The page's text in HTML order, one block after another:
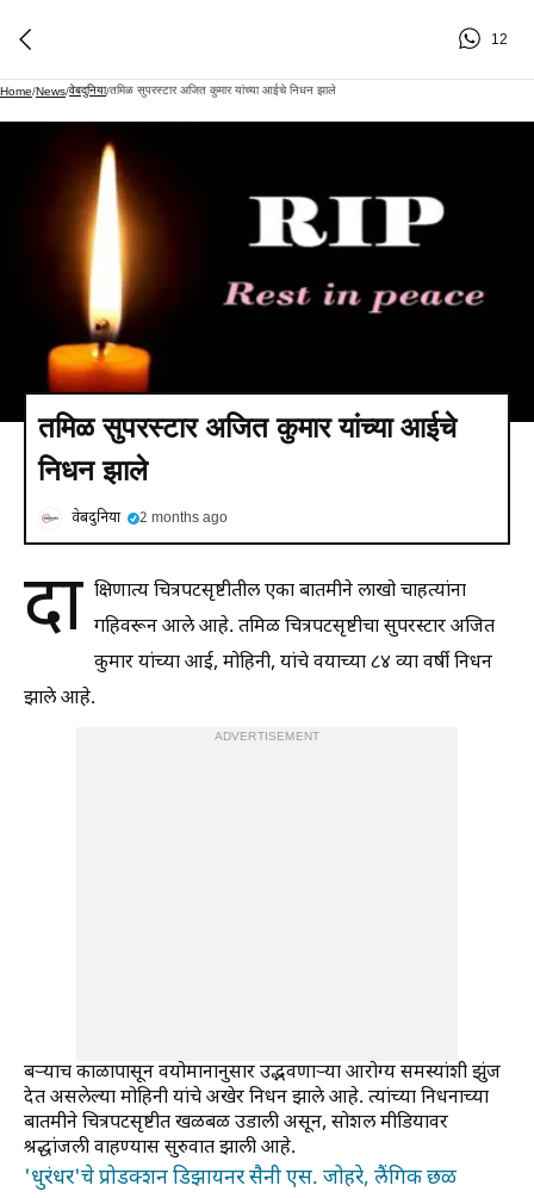
12
Home/News/वेबदुनिया/तमिळ सुपरस्टार अजित कुमार यांच्या आईचे निधन झाले
तमिळ सुपरस्टार अजित कुमार यांच्या आईचे
निधन झाले
वेबदुनिया 2 months ago
दा क्षिणात्य चित्रपटसृष्टीतील एका बातमीने लाखो चाहत्यांना
गहिवरून आले आहे. तमिळ चित्रपटसृष्टीचा सुपरस्टार अजित
कुमार यांच्या आई, मोहिनी, यांचे वयाच्या ८४ व्या वर्षी निधन
झाले आहे.
ADVERTISEMENT
बऱ्याच काळापासून वयोमानानुसार उद्भवणाऱ्या आरोग्य समस्यांशी झुंज
देत असलेल्या मोहिनी यांचे अखेर निधन झाले आहे. त्यांच्या निधनाच्या
बातमीने चित्रपटसृष्टीत खळबळ उडाली असून, सोशल मीडियावर
श्रद्धांजली वाहण्यास सुरुवात झाली आहे.
'धुरंधर'चे प्रोडक्शन डिझायनर सैनी एस. जोहरे, लैंगिक छळ